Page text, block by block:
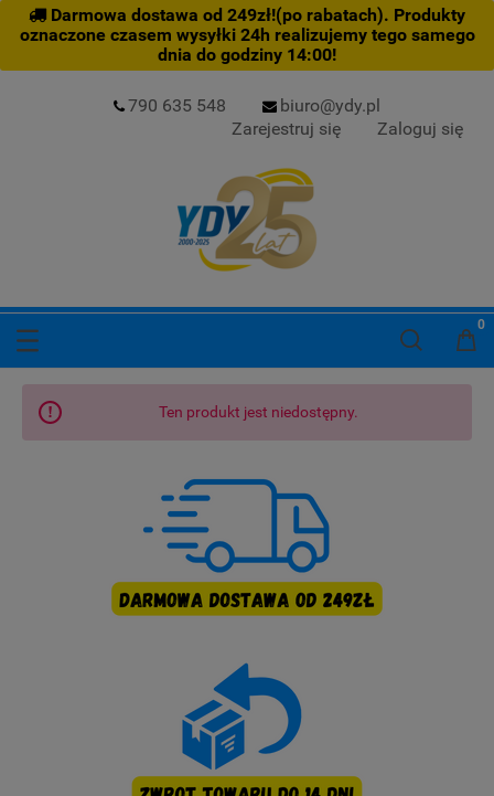
Darmowa dostawa od 249zł!(po rabatach). Produkty
oznaczone czasem wysyłki 24h realizujemy tego samego
dnia do godziny 14:00!
790 635 548
biuro@ydy.pl
Zarejestruj się
Zaloguj się
Ten produkt jest niedostępny.